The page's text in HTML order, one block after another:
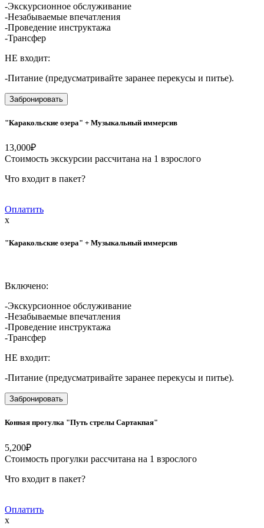
-Экскурсионное обслуживание
-Незабываемые впечатления
-Проведение инструктажа
-Трансфер
НЕ входит:
-Питание (предусматривайте заранее перекусы и питье).
Забронировать
"Каракольские озера" + Музыкальный иммерсив
13,000₽
Стоимость экскурсии рассчитана на 1 взрослого
Что входит в пакет?
Оплатить
x
"Каракольские озера" + Музыкальный иммерсив
Включено:
-Экскурсионное обслуживание
-Незабываемые впечатления
-Проведение инструктажа
-Трансфер
НЕ входит:
-Питание (предусматривайте заранее перекусы и питье).
Забронировать
Конная прогулка "Путь стрелы Сартакпая"
5,200₽
Стоимость прогулки рассчитана на 1 взрослого
Что входит в пакет?
Оплатить
x